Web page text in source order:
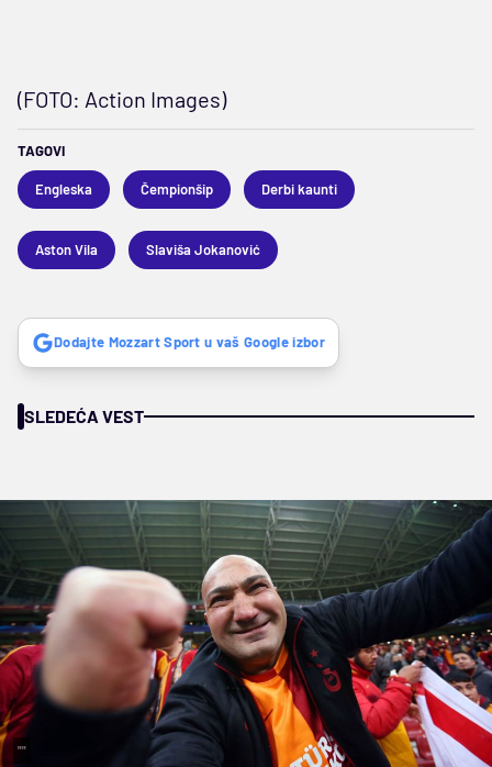
(FOTO: Action Images)
TAGOVI
Engleska Čempionšip Derbi kaunti
Aston Vila Slaviša Jokanović
Dodajte Mozzart Sport u vaš Google izbor
SLEDEĆA VEST
""